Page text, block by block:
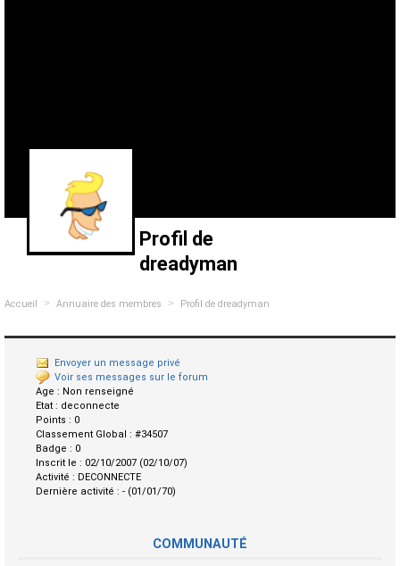
Profil de
dreadyman
Accueil > Annuaire des membres > Profil de dreadyman
Envoyer un message privé
Voir ses messages sur le forum
Age : Non renseigné
Etat : deconnecte
Points : 0
Classement Global : #34507
Badge : 0
Inscrit le : 02/10/2007 (02/10/07)
Activité : DECONNECTE
Dernière activité : - (01/01/70)
COMMUNAUTÉ